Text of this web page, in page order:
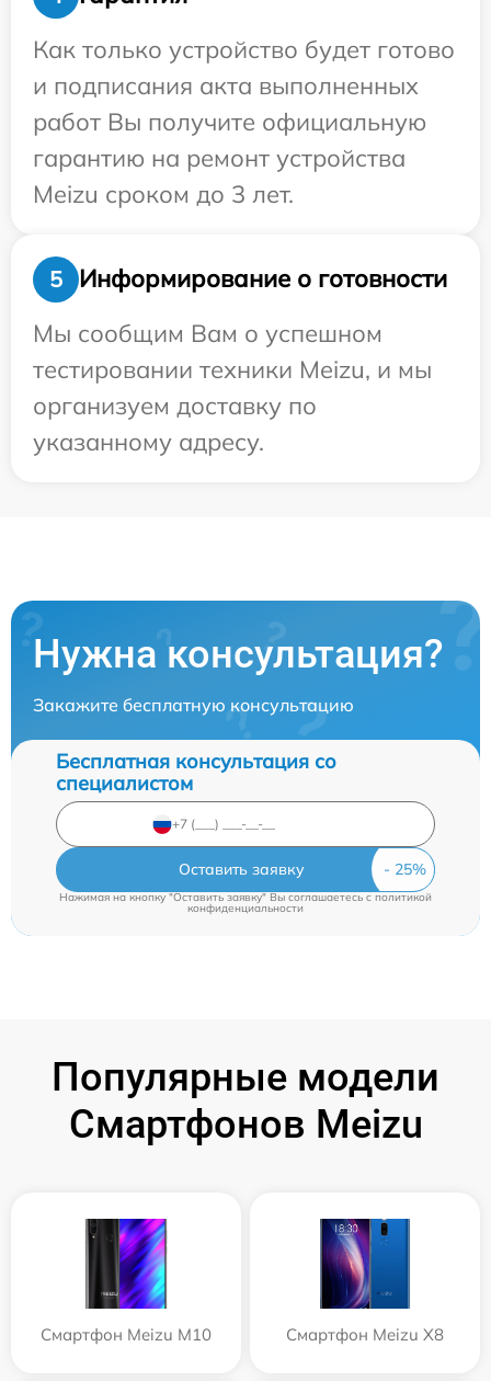
Как только устройство будет готово
и подписания акта выполненных
работ Вы получите официальную
гарантию на ремонт устройства
Meizu сроком до 3 лет.
5
Информирование о готовности
Мы сообщим Вам о успешном
тестировании техники Meizu, и мы
организуем доставку по
указанному адресу.
Нужна консультация?
Закажите бесплатную консультацию
Бесплатная консультация со
специалистом
Оставить заявку
Нажимая на кнопку "Оставить заявку" Вы соглашаетесь cполитикой
конфиденциальности
Популярные модели
Смартфонов Meizu
Смартфон Meizu M10 Смартфон Meizu X8